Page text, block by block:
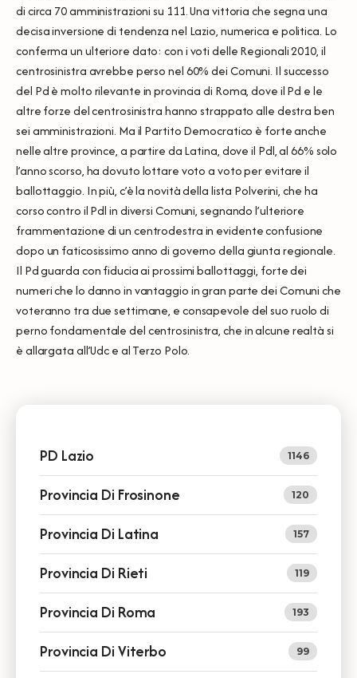
di circa 70 amministrazioni su 111. Una vittoria che segna una
decisa inversione di tendenza nel Lazio, numerica e politica. Lo
conferma un ulteriore dato: con i voti delle Regionali 2010, il
centrosinistra avrebbe perso nel 60% dei Comuni. Il successo
del Pd è molto rilevante in provincia di Roma, dove il Pd e le
altre forze del centrosinistra hanno strappato alle destra ben
sei amministrazioni. Ma il Partito Democratico è forte anche
nelle altre province, a partire da Latina, dove il Pdl, al 66% solo
l’anno scorso, ha dovuto lottare voto a voto per evitare il
ballottaggio. In più, c’è la novità della lista Polverini, che ha
corso contro il Pdl in diversi Comuni, segnando l’ulteriore
frammentazione di un centrodestra in evidente confusione
dopo un faticosissimo anno di governo della giunta regionale.
Il Pd guarda con fiducia ai prossimi ballottaggi, forte dei
numeri che lo danno in vantaggio in gran parte dei Comuni che
voteranno tra due settimane, e consapevole del suo ruolo di
perno fondamentale del centrosinistra, che in alcune realtà si
è allargata all’Udc e al Terzo Polo.
PD Lazio 1146
Provincia Di Frosinone 120
Provincia Di Latina 157
Provincia Di Rieti 119
Provincia Di Roma 193
Provincia Di Viterbo 99